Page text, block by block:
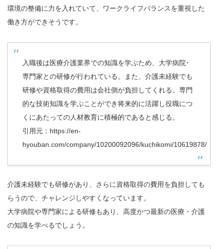
環境の整備に力を入れていて、ワークライフバランスを重視した
働き方ができそうです。
入職後は医療介護業界での知識を学ぶため、大学病院･
専門家との研修が行われている。また、介護未経験でも
研修や資格取得の費用は会社側が負担してくれる。専門
的な技術知識を学ぶことができ将来的に活躍し役職につ
くにあたっての人材教育に積極的であると感じる。
引用元： https://en-
hyouban.com/company/10200092096/kuchikomi/10619878/
介護未経験でも研修があり、さらに資格取得の費用を負担しても
らうので、チャレンジしやすくなっています。
大学病院や専門家による研修もあり、高度かつ最新の医療・介護
の知識を学べるでしょう。